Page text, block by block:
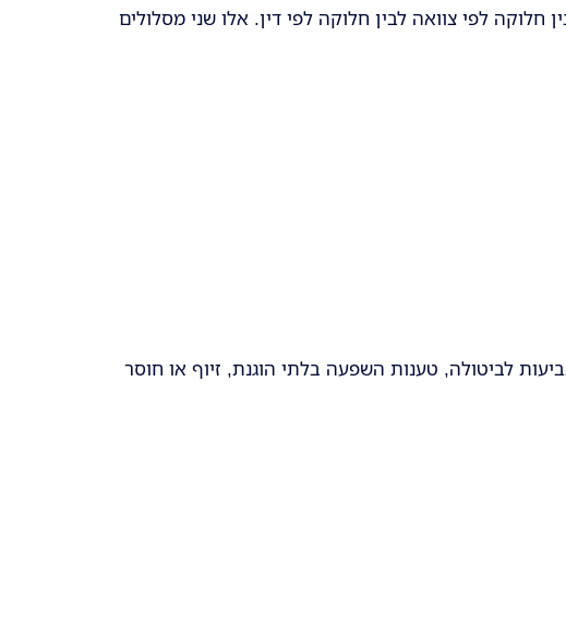
לפי צוואה לבין חלוקה לפי דין. אלו שני מסלולים
לביטולה, טענות השפעה בלתי הוגנת, זיוף או חוסר